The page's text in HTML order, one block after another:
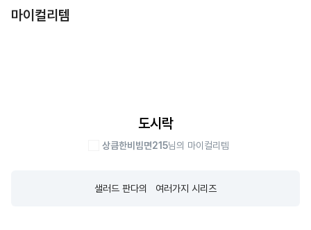
마이컬리템
도시락
상큼한비빔면215님의 마이컬리템
샐러드 판다의   여러가지 시리즈